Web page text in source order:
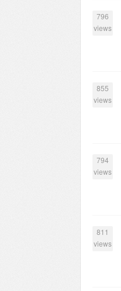
796
views
855
views
794
views
811
views